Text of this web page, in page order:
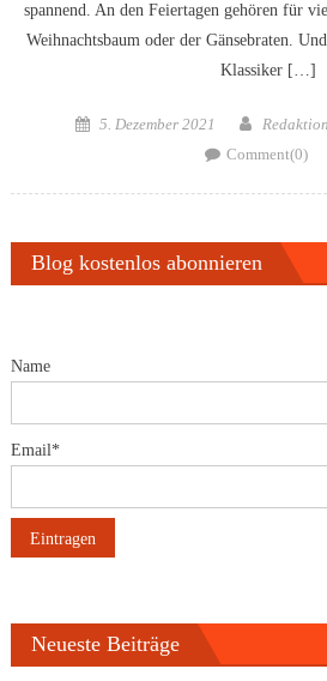
spannend. An den Feiertagen gehören für
Weihnachtsbaum oder der Gänsebraten.
Klassiker […]
Posted
5. Dezember 2021 Author
Comment(0)
Blog kostenlos abonnieren
Name
Email*
Neueste Beiträge